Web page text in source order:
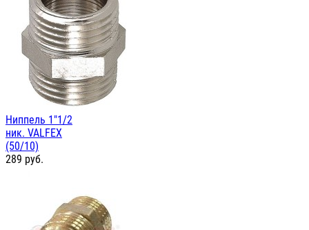
Ниппель 1"1/2
ник. VALFEX
(50/10)
289 руб.